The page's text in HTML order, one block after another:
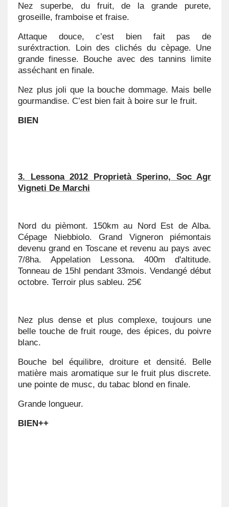
Nez superbe, du fruit, de la grande purete,
groseille, framboise et fraise.
Attaque douce, c’est bien fait pas de
suréxtraction. Loin des clichés du cèpage. Une
grande finesse. Bouche avec des tannins limite
asséchant en finale.
Nez plus joli que la bouche dommage. Mais belle
gourmandise. C’est bien fait à boire sur le fruit.
BIEN
3. Lessona 2012 Proprietà Sperino, Soc Agr
Vigneti De Marchi
Nord du pièmont. 150km au Nord Est de Alba.
Cépage Niebbiolo. Grand Vigneron piémontais
devenu grand en Toscane et revenu au pays avec
7/8ha. Appelation Lessona. 400m d'altitude.
Tonneau de 15hl pendant 33mois. Vendangé début
octobre. Terroir plus sableu. 25€
Nez plus dense et plus complexe, toujours une
belle touche de fruit rouge, des épices, du poivre
blanc.
Bouche bel équilibre, droiture et densité. Belle
matière mais aromatique sur le fruit plus discrete.
une pointe de musc, du tabac blond en finale.
Grande longueur.
BIEN++